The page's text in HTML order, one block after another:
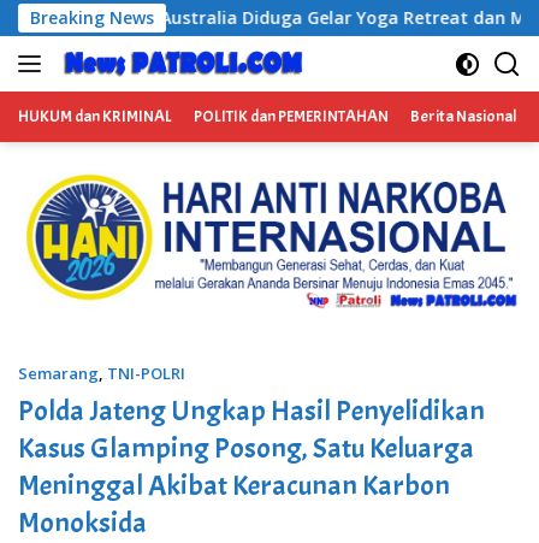
Langsung
ke
konten
Breaking News
Diduga Gelar Yoga Retreat dan Menjadi Instruktur
HUKUM dan KRIMINAL POLITIK dan PEMERINTAHAN Berita Nasional
Semarang, TNI-POLRI
Polda Jateng Ungkap Hasil Penyelidikan
Kasus Glamping Posong, Satu Keluarga
Meninggal Akibat Keracunan Karbon
Monoksida